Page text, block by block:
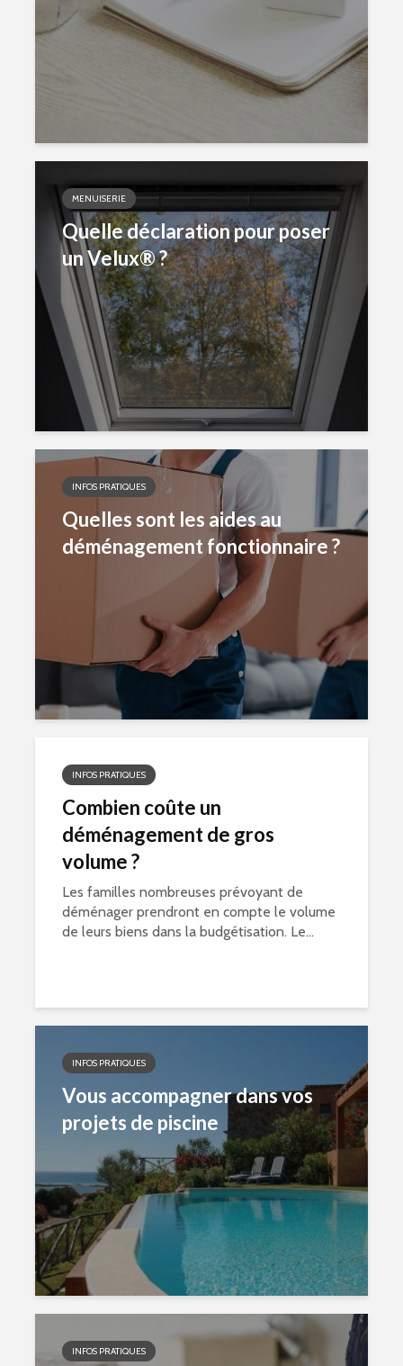
MENUISERIE
Quelle déclaration pour poser
un Velux® ?
INFOS PRATIQUES
Quelles sont les aides au
déménagement fonctionnaire ?
INFOS PRATIQUES
Combien coûte un
déménagement de gros
volume ?
Les familles nombreuses prévoyant de
déménager prendront en compte le volume
de leurs biens dans la budgétisation. Le...
INFOS PRATIQUES
Vous accompagner dans vos
projets de piscine
INFOS PRATIQUES